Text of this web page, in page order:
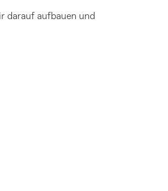
darauf aufbauen und